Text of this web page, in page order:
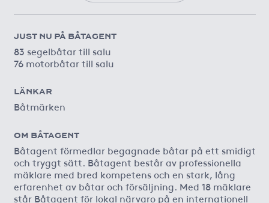
JUST NU PÅ BÅTAGENT
83 segelbåtar till salu
76 motorbåtar till salu
LÄNKAR
Båtmärken
OM BÅTAGENT
Båtagent förmedlar begagnade båtar på ett smidigt
och tryggt sätt. Båtagent består av professionella
mäklare med bred kompetens och en stark, lång
erfarenhet av båtar och försäljning. Med 18 mäklare
står Båtagent för lokal närvaro på en internationell